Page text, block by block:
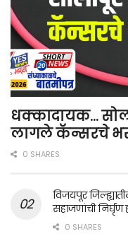
धक्कादायक…
लागले कॅन्सरचे
0 SHARES
विजयपूर
सहाजणांची निर्घृण
0 SHARES